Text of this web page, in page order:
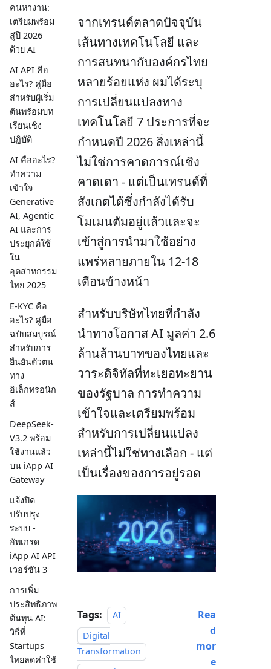
คนหางาน:
เตรียมพร้อม
สู่ปี 2026
ด้วย AI
AI API คือ
อะไร? คู่มือ
สำหรับผู้เริ่ม
ต้นพร้อมบท
เรียนเชิง
ปฏิบัติ
AI คืออะไร?
ทำความ
เข้าใจ
Generative
AI, Agentic
AI และการ
ประยุกต์ใช้
ใน
อุตสาหกรรม
ไทย 2025
E-KYC คือ
อะไร? คู่มือ
ฉบับสมบูรณ์
สำหรับการ
ยืนยันตัวตน
ทาง
อิเล็กทรอนิก
ส์
DeepSeek-
V3.2 พร้อม
ใช้งานแล้ว
บน iApp AI
Gateway
แจ้งปิด
ปรับปรุง
ระบบ -
อัพเกรด
iApp AI API
เวอร์ชัน 3
การเพิ่ม
ประสิทธิภาพ
ต้นทุน AI:
วิธีที่
Startups
ไทยลดค่าใช้
จากเทรนด์ตลาดปัจจุบัน
เส้นทางเทคโนโลยี และ
การสนทนากับองค์กรไทย
หลายร้อยแห่ง ผมได้ระบุ
การเปลี่ยนแปลงทาง
เทคโนโลยี 7 ประการที่จะ
กำหนดปี 2026 สิ่งเหล่านี้
ไม่ใช่การคาดการณ์เชิง
คาดเดา - แต่เป็นเทรนด์ที่
สังเกตได้ซึ่งกำลังได้รับ
โมเมนตัมอยู่แล้วและจะ
เข้าสู่การนำมาใช้อย่าง
แพร่หลายภายใน 12-18
เดือนข้างหน้า
สำหรับบริษัทไทยที่กำลัง
นำทางโอกาส AI มูลค่า 2.6
ล้านล้านบาทของไทยและ
วาระดิจิทัลที่ทะเยอทะยาน
ของรัฐบาล การทำความ
เข้าใจและเตรียมพร้อม
สำหรับการเปลี่ยนแปลง
เหล่านี้ไม่ใช่ทางเลือก - แต่
เป็นเรื่องของการอยู่รอด
Tags:
AI
Digital
Transformation
Rea
d
mor
e